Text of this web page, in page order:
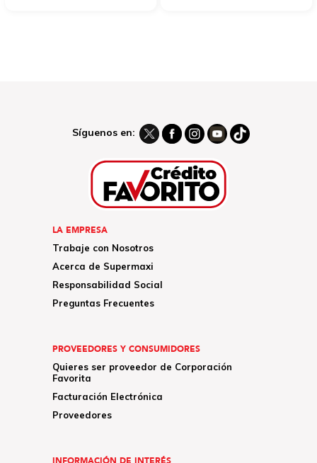
Síguenos en:
LA EMPRESA
Trabaje con Nosotros
Acerca de Supermaxi
Responsabilidad Social
Preguntas Frecuentes
PROVEEDORES Y CONSUMIDORES
Quieres ser proveedor de Corporación
Favorita
Facturación Electrónica
Proveedores